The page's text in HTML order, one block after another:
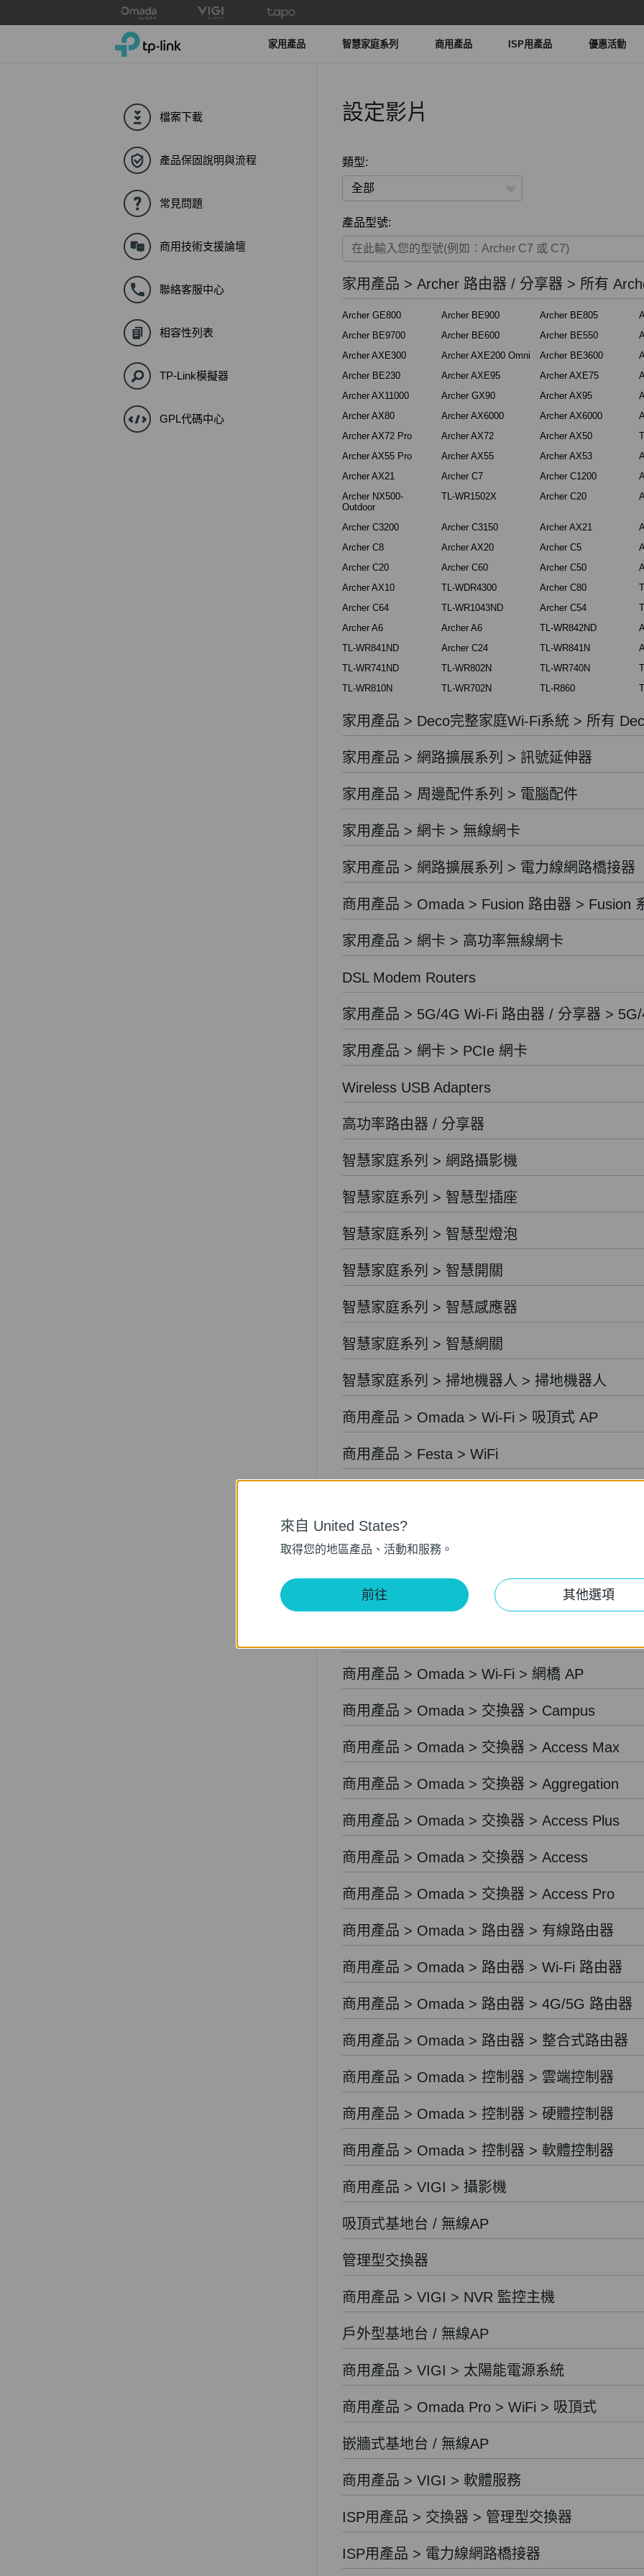
to
TP-Link, Reliably Smart 家用產品 智慧家庭系列 商用產品 ISP用產品 優惠活動
檔案下載
產品保固說明與流程
常見問題
商用技術支援論壇
聯絡客服中心
相容性列表
TP-Link模擬器
GPL代碼中心
設定影片
類型:
全部
家用產品
商用產品
ISP用產品
產品型號:
家用產品 > Archer 路由器 / 分享器 > 所有
Archer GE800 Archer BE900 Archer BE805
Archer BE9700
Archer BE600 Archer BE550
Archer AXE300
Archer AXE200 Omni Archer BE3600
Archer BE230
Archer AXE95 Archer AXE75
Archer AX11000
Archer GX90 Archer AX95
Archer AX80
Archer AX6000 Archer AX6000
Archer AX72 Pro
Archer AX72 Archer AX50
Archer AX55 Pro
Archer AX55 Archer AX53
Archer AX21
Archer C7 Archer C1200
Archer NX500-
Outdoor
TL-WR1502X Archer C20
Archer C3200 Archer C3150 Archer AX21
Archer C8
Archer AX20 Archer C5
Archer C20
Archer C60 Archer C50
Archer AX10
TL-WDR4300 Archer C80
Archer C64
TL-WR1043ND Archer C54
Archer A6
Archer A6 TL-WR842ND
TL-WR841ND
Archer C24 TL-WR841N
TL-WR741ND
TL-WR802N TL-WR740N
TL-WR810N
TL-WR702N TL-R860
家用產品 > Deco完整家庭Wi-Fi系統 > 所有
家用產品 > 網路擴展系列 > 訊號延伸器
家用產品 > 周邊配件系列 > 電腦配件
家用產品 > 網卡 > 無線網卡
家用產品 > 網路擴展系列 > 電力線網路橋接器
商用產品 > Omada > Fusion 路由器 > Fusion
家用產品 > 網卡 > 高功率無線網卡
DSL Modem Routers
家用產品 > 5G/4G Wi-Fi 路由器 / 分享器 >
家用產品 > 網卡 > PCIe 網卡
Wireless USB Adapters
高功率路由器 / 分享器
智慧家庭系列 > 網路攝影機
智慧家庭系列 > 智慧型插座
智慧家庭系列 > 智慧型燈泡
智慧家庭系列 > 智慧開關
智慧家庭系列 > 智慧感應器
智慧家庭系列 > 智慧網關
智慧家庭系列 > 掃地機器人 > 掃地機器人
商用產品 > Omada > Wi-Fi > 吸頂式 AP
商用產品 > Festa > WiFi
商用產品 > Festa > 交換器
商用產品 > Omada > Wi-Fi > 戶外型 AP
商用產品 > Omada > Wi-Fi > 網橋 AP
商用產品 > Omada > 交換器 > Campus
商用產品 > Omada > 交換器 > Access Max
商用產品 > Omada > 交換器 > Aggregation
商用產品 > Omada > 交換器 > Access Plus
商用產品 > Omada > 交換器 > Access
商用產品 > Omada > 交換器 > Access Pro
商用產品 > Omada > 路由器 > 有線路由器
商用產品 > Omada > 路由器 > Wi-Fi 路由器
商用產品 > Omada > 路由器 > 4G/5G 路由器
商用產品 > Omada > 路由器 > 整合式路由器
商用產品 > Omada > 控制器 > 雲端控制器
商用產品 > Omada > 控制器 > 硬體控制器
商用產品 > Omada > 控制器 > 軟體控制器
商用產品 > VIGI > 攝影機
吸頂式基地台 / 無線AP
管理型交換器
商用產品 > VIGI > NVR 監控主機
戶外型基地台 / 無線AP
商用產品 > VIGI > 太陽能電源系統
商用產品 > Omada Pro > WiFi > 吸頂式
嵌牆式基地台 / 無線AP
商用產品 > VIGI > 軟體服務
ISP用產品 > 交換器 > 管理型交換器
ISP用產品 > 電力線網路橋接器
來自 United States?
取得您的地區產品、活動和服務。
前往 其他選項